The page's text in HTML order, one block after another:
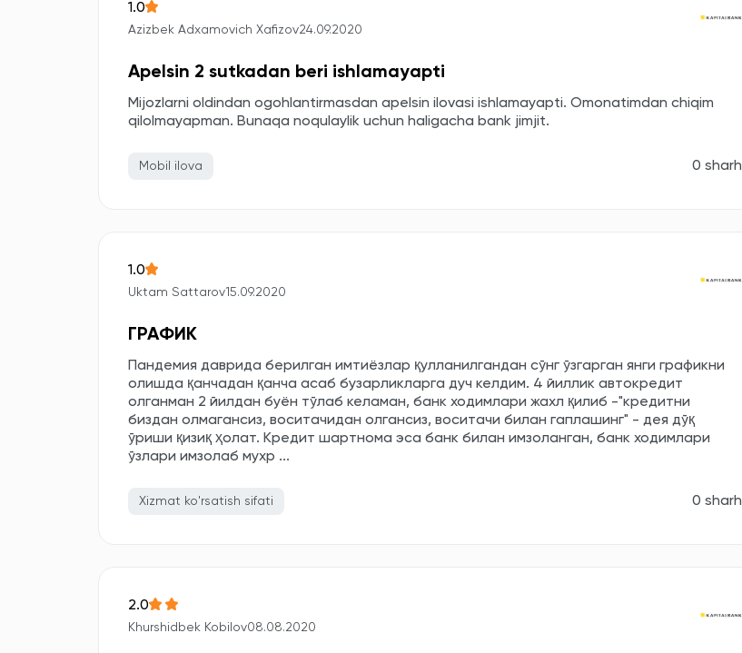
1.0
Azizbek Adxamovich Xafizov24.09.2020
Apelsin 2 sutkadan beri ishlamayapti
Mijozlarni oldindan ogohlantirmasdan apelsin ilovasi ishlamayapti. Omonatimdan chiqim
qilolmayapman. Bunaqa noqulaylik uchun haligacha bank jimjit.
Mobil ilova 0 sharh
1.0
Uktam Sattarov15.09.2020
ГРАФИК
Пандемия даврида берилган имтиёзлар қулланилгандан сўнг ўзгарган янги графикни
олишда қанчадан қанча асаб бузарликларга дуч келдим. 4 йиллик автокредит
олганман 2 йилдан буён тўлаб келаман, банк ходимлари жахл қилиб -"кредитни
биздан олмагансиз, воситачидан олгансиз, воситачи билан гаплашинг" - дея дўқ
ўриши қизиқ ҳолат. Кредит шартнома эса банк билан имзоланган, банк ходимлари
ўзлари имзолаб мухр ...
Xizmat ko'rsatish sifati 0 sharh
2.0
Khurshidbek Kobilov08.08.2020